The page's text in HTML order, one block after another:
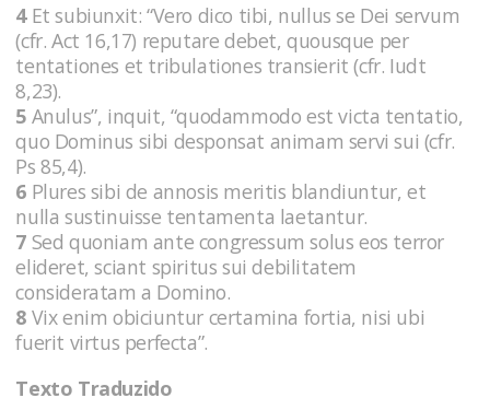
4Et subiunxit: “Vero dico tibi, nullus se Dei servum
(cfr. Act 16,17) reputare debet, quousque per
tentationes et tribulationes transierit (cfr. Iudt
8,23).
5 Anulus”, inquit, “quodammodo est victa tentatio,
quo Dominus sibi desponsat animam servi sui (cfr.
Ps 85,4).
6 Plures sibi de annosis meritis blandiuntur, et
nulla sustinuisse tentamenta laetantur.
7 Sed quoniam ante congressum solus eos terror
elideret, sciant spiritus sui debilitatem
consideratam a Domino.
8 Vix enim obiciuntur certamina fortia, nisi ubi
fuerit virtus perfecta”.
Texto Traduzido